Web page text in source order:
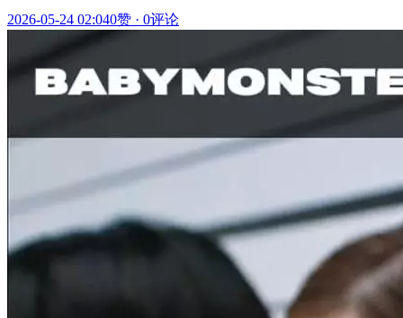
2026-05-24 02:040赞 · 0评论